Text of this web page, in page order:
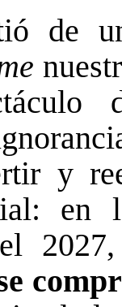
de
y
en
2027,